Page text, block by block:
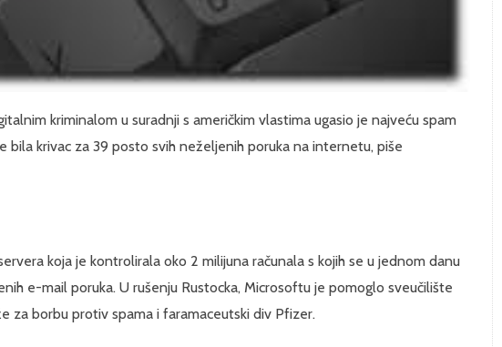
kriminalom u suradnji s američkim vlastima ugasio je najveću spam
bila krivac za 39 posto svih neželjenih poruka na internetu, piše
koja je kontrolirala oko 2 milijuna računala s kojih se u jednom danu
e-mail poruka. U rušenju Rustocka, Microsoftu je pomoglo sveučilište
za borbu protiv spama i faramaceutski div Pfizer.